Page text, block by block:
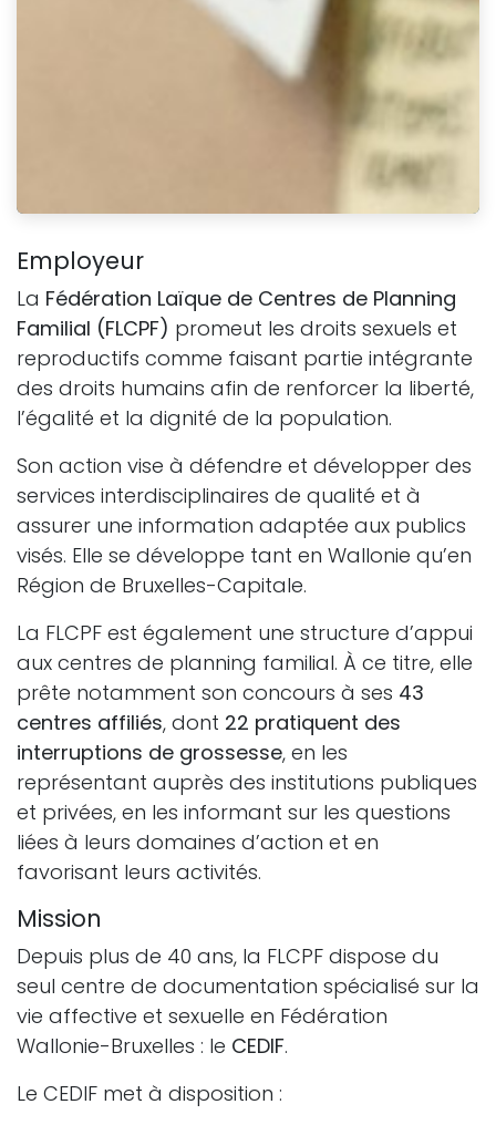
Employeur
La Fédération Laïque de Centres de Planning
Familial (FLCPF) promeut les droits sexuels et
reproductifs comme faisant partie intégrante
des droits humains afin de renforcer la liberté,
l’égalité et la dignité de la population.
Son action vise à défendre et développer des
services interdisciplinaires de qualité et à
assurer une information adaptée aux publics
visés. Elle se développe tant en Wallonie qu’en
Région de Bruxelles-Capitale.
La FLCPF est également une structure d’appui
aux centres de planning familial. À ce titre, elle
prête notamment son concours à ses 43
centres affiliés, dont 22 pratiquent des
interruptions de grossesse, en les
représentant auprès des institutions publiques
et privées, en les informant sur les questions
liées à leurs domaines d’action et en
favorisant leurs activités.
Mission
Depuis plus de 40 ans, la FLCPF dispose du
seul centre de documentation spécialisé sur la
vie affective et sexuelle en Fédération
Wallonie-Bruxelles : le CEDIF.
Le CEDIF met à disposition :